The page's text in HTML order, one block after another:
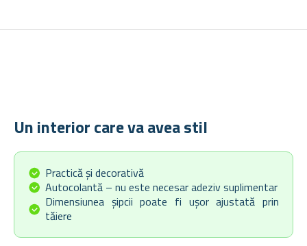
Un interior care va avea stil
Practică și decorativă
Autocolantă – nu este necesar adeziv suplimentar
Dimensiunea șipcii poate fi ușor ajustată prin
tăiere